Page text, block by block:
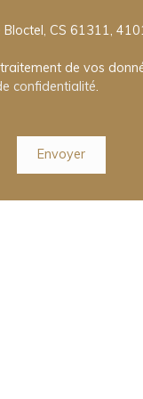
CS 61311,
de vos
confidentialité.
Envoyer